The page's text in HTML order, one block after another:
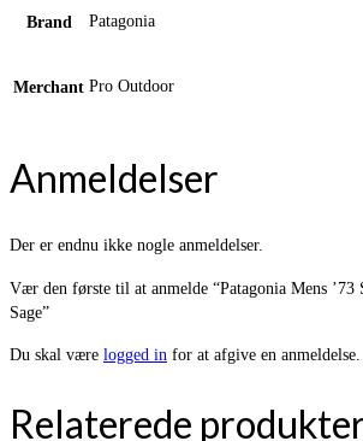
Brand Patagonia
Merchant Pro Outdoor
Anmeldelser
Der er endnu ikke nogle anmeldelser.
Vær den første til at anmelde “Patagonia Mens
Sage”
Du skal være logged in for at afgive en anmeldelse.
Relaterede